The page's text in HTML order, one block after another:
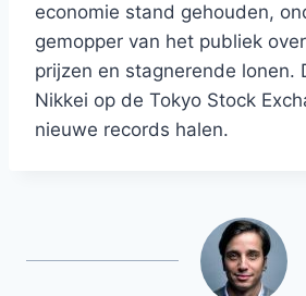
economie stand gehouden,
gemopper van het publiek
prijzen en stagnerende lonen.
Nikkei op de Tokyo Stock
nieuwe records halen.